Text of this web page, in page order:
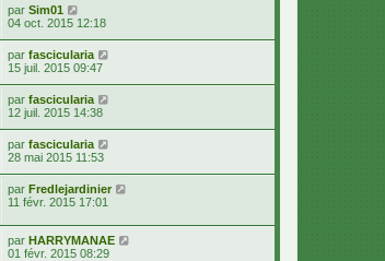
par Sim01
04 oct. 2015 12:18
par fascicularia
15 juil. 2015 09:47
par fascicularia
12 juil. 2015 14:38
par fascicularia
28 mai 2015 11:53
par Fredlejardinier
11 févr. 2015 17:01
par HARRYMANAE
01 févr. 2015 08:29